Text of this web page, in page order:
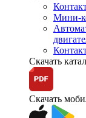
Мини-
Скачать
Скачать